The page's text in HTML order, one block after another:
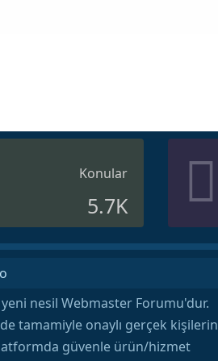
Konular
5.7K
yeni nesil Webmaster Forumu'dur.
tamamiyle onaylı gerçek kişilerin
güvenle ürün/hizmet